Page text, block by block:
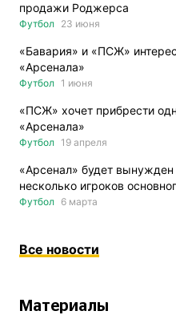
продажи Роджерса
Футбол 23 июня
«Бавария» и «ПСЖ»
«Арсенала»
Футбол 1 июня
«ПСЖ» хочет прибрести
«Арсенала»
Футбол 19 апреля
«Арсенал» будет
несколько игроков
Футбол 6 марта
Все новости
Материалы